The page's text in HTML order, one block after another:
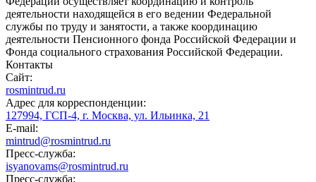
деятельности находящейся в его ведении Федеральной
службы по труду и занятости, а также координацию
деятельности Пенсионного фонда Российской Федерации и
Фонда социального страхования Российской Федерации.
Контакты
Сайт:
rosmintrud.ru
Адрес для корреспонденции:
127994, ГСП-4, г. Москва, ул. Ильинка, 21
E-mail:
mintrud@rosmintrud.ru
Пресс-служба:
isyanovams@rosmintrud.ru
Пресс-служба: